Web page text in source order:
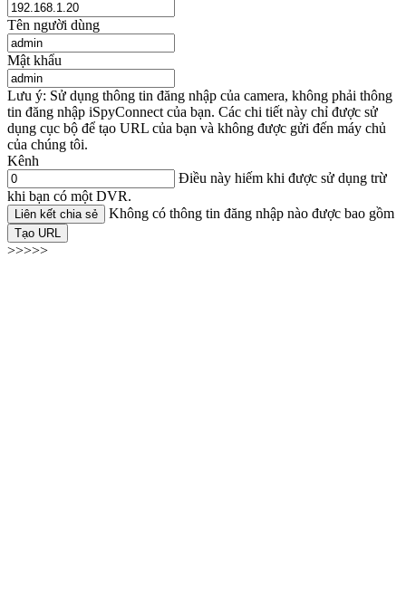
Tên người dùng
Mật khẩu
Lưu ý: Sử dụng thông tin đăng nhập của camera, không phải thông
tin đăng nhập iSpyConnect của bạn. Các chi tiết này chỉ được sử
dụng cục bộ để tạo URL của bạn và không được gửi đến máy chủ
của chúng tôi.
Kênh
Điều này hiếm khi được sử dụng trừ
khi bạn có một DVR.
Liên kết chia sẻ Không có thông tin đăng nhập nào được bao gồm
Tạo URL
>>>>>